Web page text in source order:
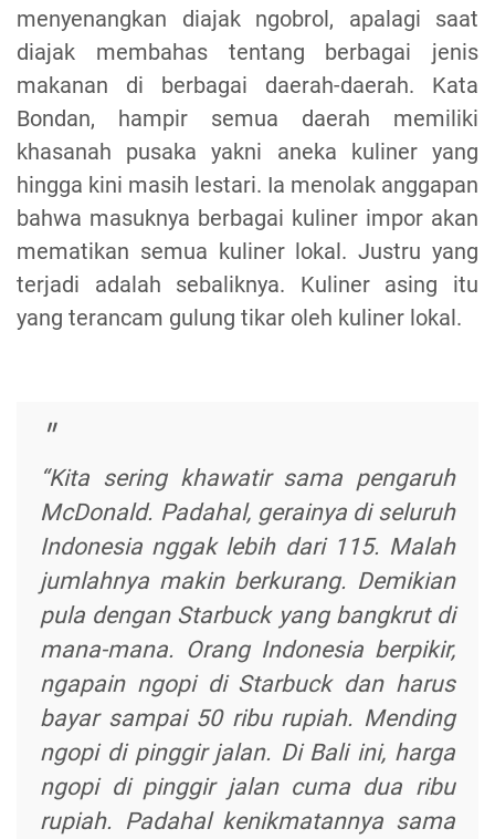
menyenangkan diajak ngobrol, apalagi saat
diajak membahas tentang berbagai jenis
makanan di berbagai daerah-daerah. Kata
Bondan, hampir semua daerah memiliki
khasanah pusaka yakni aneka kuliner yang
hingga kini masih lestari. Ia menolak anggapan
bahwa masuknya berbagai kuliner impor akan
mematikan semua kuliner lokal. Justru yang
terjadi adalah sebaliknya. Kuliner asing itu
yang terancam gulung tikar oleh kuliner lokal.
“Kita sering khawatir sama pengaruh
McDonald. Padahal, gerainya di seluruh
Indonesia nggak lebih dari 115. Malah
jumlahnya makin berkurang. Demikian
pula dengan Starbuck yang bangkrut di
mana-mana. Orang Indonesia berpikir,
ngapain ngopi di Starbuck dan harus
bayar sampai 50 ribu rupiah. Mending
ngopi di pinggir jalan. Di Bali ini, harga
ngopi di pinggir jalan cuma dua ribu
rupiah. Padahal kenikmatannya sama